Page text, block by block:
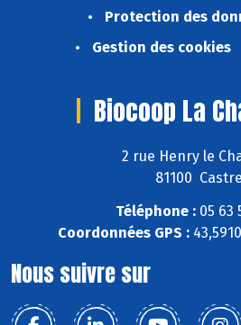
Protection des
Gestion des cookies
Biocoop La
2 rue Henry le
81100
Téléphone : 05 63
Coordonnées GPS :
Nous suivre sur